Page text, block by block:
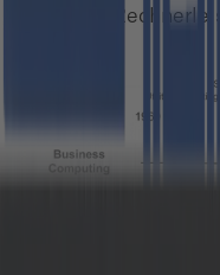
verteilte